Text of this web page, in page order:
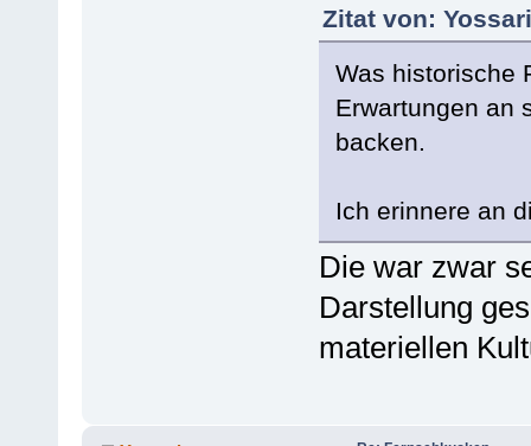
Zitat von:
Was historische
Erwartungen an
backen.
Ich erinnere an
Die war zwar
Darstellung
materiellen